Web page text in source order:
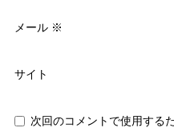
メール ※
サイト
次回のコメントで使用する